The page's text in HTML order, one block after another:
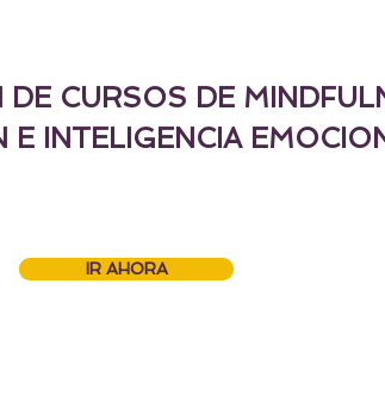
DE CURSOS DE
E INTELIGENCIA
IR AHORA